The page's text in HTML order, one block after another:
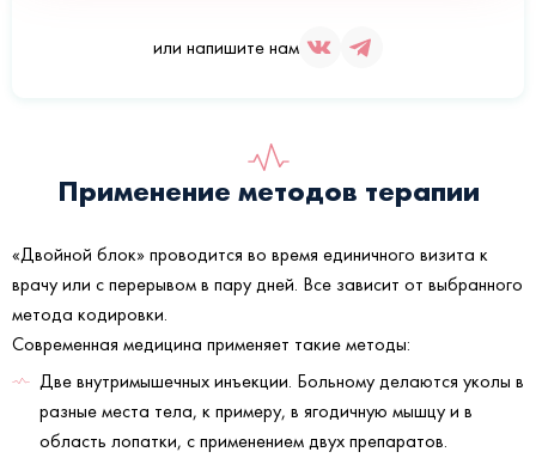
или напишите нам
Применение методов терапии
«Двойной блок» проводится во время единичного визита к
врачу или с перерывом в пару дней. Все зависит от выбранного
метода кодировки.
Современная медицина применяет такие методы:
Две внутримышечных инъекции. Больному делаются уколы в
разные места тела, к примеру, в ягодичную мышцу и в
область лопатки, с применением двух препаратов.